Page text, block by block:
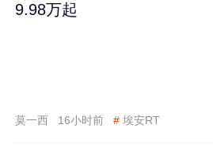
9.98万起
莫一西 16小时前 # 埃安RT